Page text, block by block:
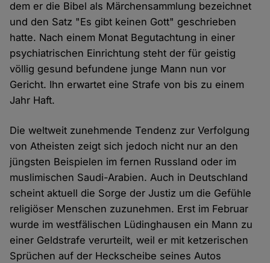
dem er die Bibel als Märchensammlung bezeichnet
und den Satz "Es gibt keinen Gott" geschrieben
hatte. Nach einem Monat Begutachtung in einer
psychiatrischen Einrichtung steht der für geistig
völlig gesund befundene junge Mann nun vor
Gericht. Ihn erwartet eine Strafe von bis zu einem
Jahr Haft.
Die weltweit zunehmende Tendenz zur Verfolgung
von Atheisten zeigt sich jedoch nicht nur an den
jüngsten Beispielen im fernen Russland oder im
muslimischen Saudi-Arabien. Auch in Deutschland
scheint aktuell die Sorge der Justiz um die Gefühle
religiöser Menschen zuzunehmen. Erst im Februar
wurde im westfälischen Lüdinghausen ein Mann zu
einer Geldstrafe verurteilt, weil er mit ketzerischen
Sprüchen auf der Heckscheibe seines Autos